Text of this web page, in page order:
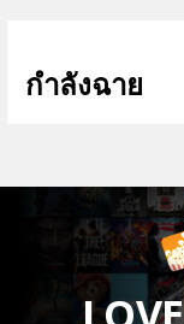
กำลังฉาย